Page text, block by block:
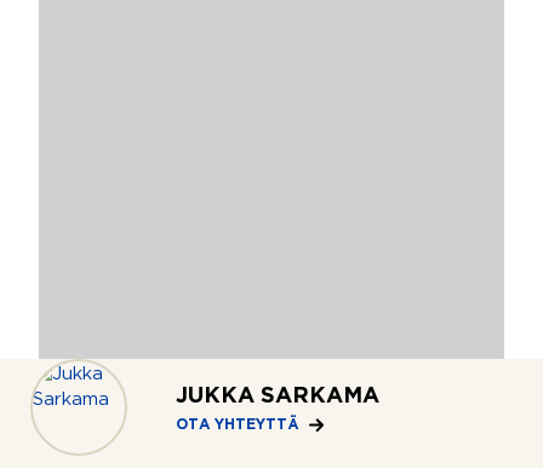
JUKKA SARKAMA
OTA YHTEYTTÄ
Eestinmäki, Porvoo
Humaltarhantie 2